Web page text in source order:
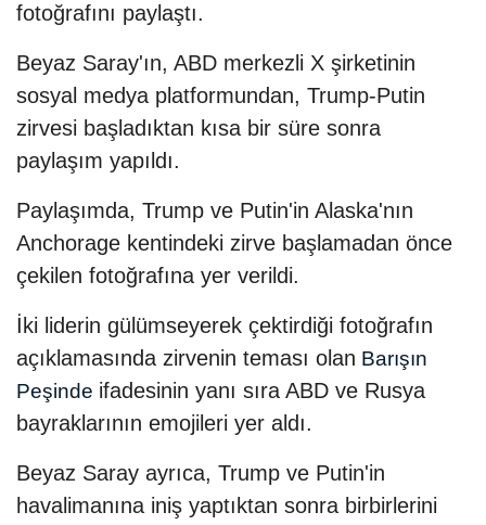
fotoğrafını paylaştı.
Beyaz Saray'ın, ABD merkezli X şirketinin
sosyal medya platformundan, Trump-Putin
zirvesi başladıktan kısa bir süre sonra
paylaşım yapıldı.
Paylaşımda, Trump ve Putin'in Alaska'nın
Anchorage kentindeki zirve başlamadan önce
çekilen fotoğrafına yer verildi.
İki liderin gülümseyerek çektirdiği fotoğrafın
açıklamasında zirvenin teması olan Barışın
Peşinde ifadesinin yanı sıra ABD ve Rusya
bayraklarının emojileri yer aldı.
Beyaz Saray ayrıca, Trump ve Putin'in
havalimanına iniş yaptıktan sonra birbirlerini